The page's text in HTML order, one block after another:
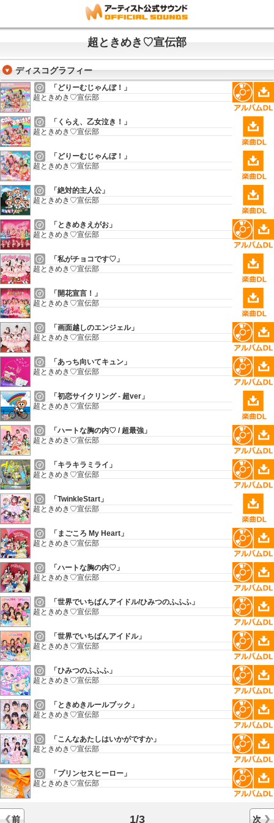
超ときめき♡宣伝部
ディスコグラフィー
「どりーむじゃんぼ！」
超ときめき♡宣伝部
「くらえ、乙女泣き！」
超ときめき♡宣伝部
「どりーむじゃんぼ！」
超ときめき♡宣伝部
「絶対的主人公」
超ときめき♡宣伝部
「ときめきえがお」
超ときめき♡宣伝部
「私がチョコです♡」
超ときめき♡宣伝部
「開花宣言！」
超ときめき♡宣伝部
「画面越しのエンジェル」
超ときめき♡宣伝部
「あっち向いてキュン」
超ときめき♡宣伝部
「初恋サイクリング - 超ver」
超ときめき♡宣伝部
「ハートな胸の内♡ / 超最強」
超ときめき♡宣伝部
「キラキラミライ」
超ときめき♡宣伝部
「TwinkleStart」
超ときめき♡宣伝部
「まごころ My Heart」
超ときめき♡宣伝部
「ハートな胸の内♡」
超ときめき♡宣伝部
「世界でいちばんアイドル/ひみつのふふふ」
超ときめき♡宣伝部
「世界でいちばんアイドル」
超ときめき♡宣伝部
「ひみつのふふふ」
超ときめき♡宣伝部
「ときめきルールブック」
超ときめき♡宣伝部
「こんなあたしはいかがですか」
超ときめき♡宣伝部
「プリンセスヒーロー」
超ときめき♡宣伝部
前 1/3 次